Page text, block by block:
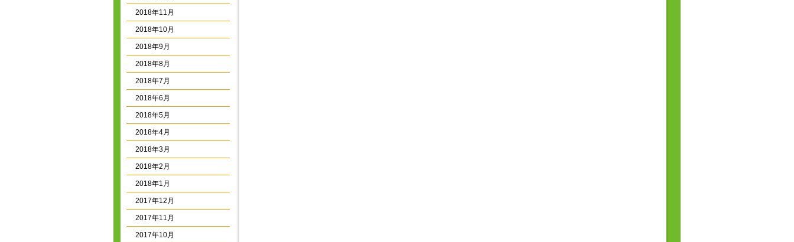
2018年11月
2018年10月
2018年9月
2018年8月
2018年7月
2018年6月
2018年5月
2018年4月
2018年3月
2018年2月
2018年1月
2017年12月
2017年11月
2017年10月